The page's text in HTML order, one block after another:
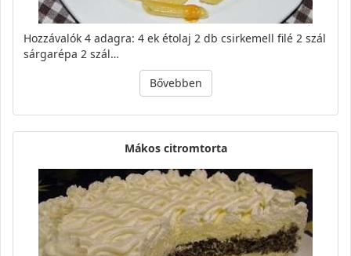
Hozzávalók 4 adagra: 4 ek étolaj 2 db csirkemell filé 2 szál
sárgarépa 2 szál…
Bővebben
Mákos citromtorta